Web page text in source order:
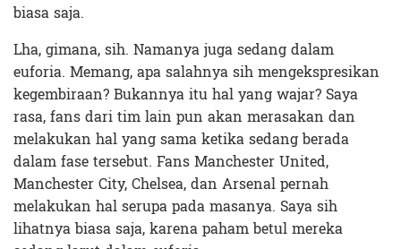
biasa saja.
Lha, gimana, sih. Namanya juga sedang dalam
euforia. Memang, apa salahnya sih mengekspresikan
kegembiraan? Bukannya itu hal yang wajar? Saya
rasa, fans dari tim lain pun akan merasakan dan
melakukan hal yang sama ketika sedang berada
dalam fase tersebut. Fans Manchester United,
Manchester City, Chelsea, dan Arsenal pernah
melakukan hal serupa pada masanya. Saya sih
lihatnya biasa saja, karena paham betul mereka